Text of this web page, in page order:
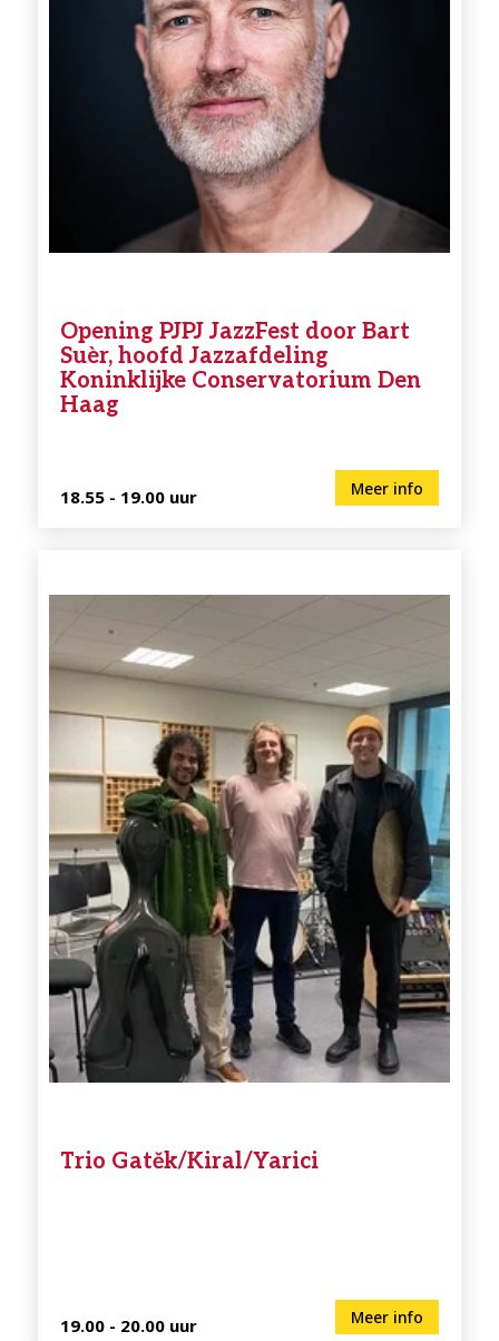
Opening PJPJ JazzFest door Bart
Suèr, hoofd Jazzafdeling
Koninklijke Conservatorium Den
Haag
Meer info
18.55 - 19.00 uur
Trio Gatěk/Kiral/Yarici
Meer info
19.00 - 20.00 uur